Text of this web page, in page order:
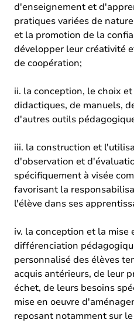
d'enseignement et
pratiques variées de
et la promotion de la
développer leur créativité
de coopération;
ii. la conception, le choix
didactiques, de manuels,
d'autres outils
iii. la construction et
d'observation et
spécifiquement à visée
favorisant la
l'élève dans ses
iv. la conception et la mise
différenciation
personnalisé des élèves
acquis antérieurs, de leur
échet, de leurs besoins
mise en oeuvre
reposant notamment sur